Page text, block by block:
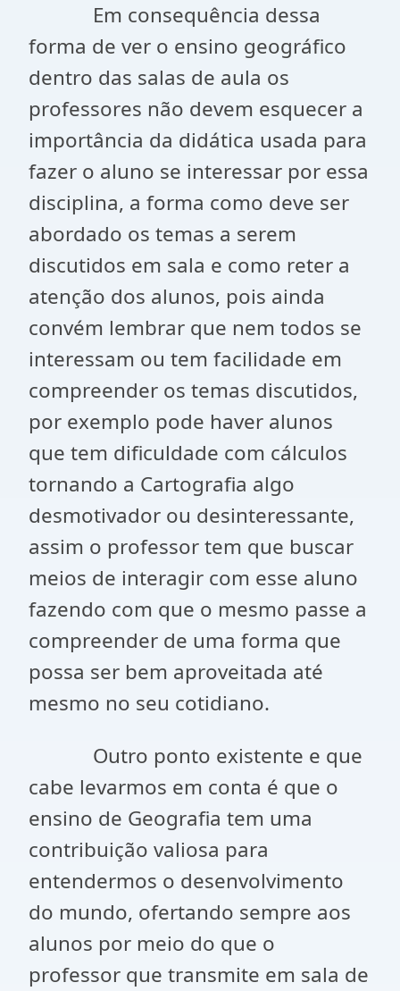
Em consequência dessa
forma de ver o ensino geográfico
dentro das salas de aula os
professores não devem esquecer a
importância da didática usada para
fazer o aluno se interessar por essa
disciplina, a forma como deve ser
abordado os temas a serem
discutidos em sala e como reter a
atenção dos alunos, pois ainda
convém lembrar que nem todos se
interessam ou tem facilidade em
compreender os temas discutidos,
por exemplo pode haver alunos
que tem dificuldade com cálculos
tornando a Cartografia algo
desmotivador ou desinteressante,
assim o professor tem que buscar
meios de interagir com esse aluno
fazendo com que o mesmo passe a
compreender de uma forma que
possa ser bem aproveitada até
mesmo no seu cotidiano.
Outro ponto existente e que
cabe levarmos em conta é que o
ensino de Geografia tem uma
contribuição valiosa para
entendermos o desenvolvimento
do mundo, ofertando sempre aos
alunos por meio do que o
professor que transmite em sala de